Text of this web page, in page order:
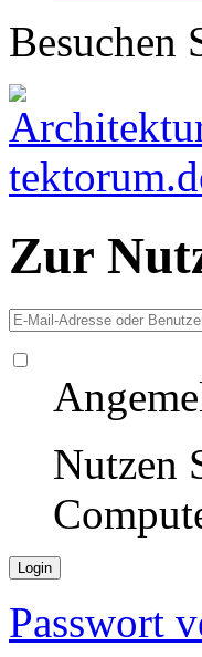
Besuchen
Zur
Nutzen
Passwort